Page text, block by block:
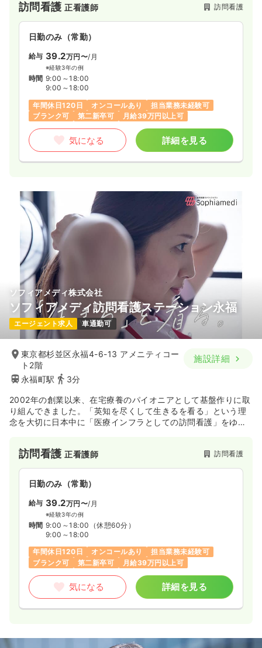
す。
訪問看護正看護師 訪問看護
日勤のみ（常勤）
給与 39.2万円〜/月
※経験3年の例
時間 9:00～18:00
9:00～18:00
年間休日120日
オンコールあり
担当業務未経験可
ブランク可
第二新卒可 月給39万円以上可
気になる 詳細を見る
ソフィアメディ株式会社
ソフィアメディ訪問看護ステーション永福
エージェント求人 車通勤可
東京都杉並区永福4-6-13 アメニティコー
ト2階
永福町駅
3分
施設詳細
2002年の創業以来、在宅療養のパイオニアとして基盤作りに取
り組んできました。「英知を尽くして生きるを看る」という理
念を大切に日本中に「医療インフラとしての訪問看護」をゆき
す。
訪問看護正看護師 訪問看護
日勤のみ（常勤）
給与 39.2万円〜/月
※経験3年の例
時間 9:00～18:00 （休憩60分）
9:00～18:00
年間休日120日
オンコールあり
担当業務未経験可
ブランク可
第二新卒可 月給39万円以上可
気になる 詳細を見る